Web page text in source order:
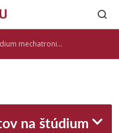
pomoc Avengerov [dennikn.sk]
na štúdium